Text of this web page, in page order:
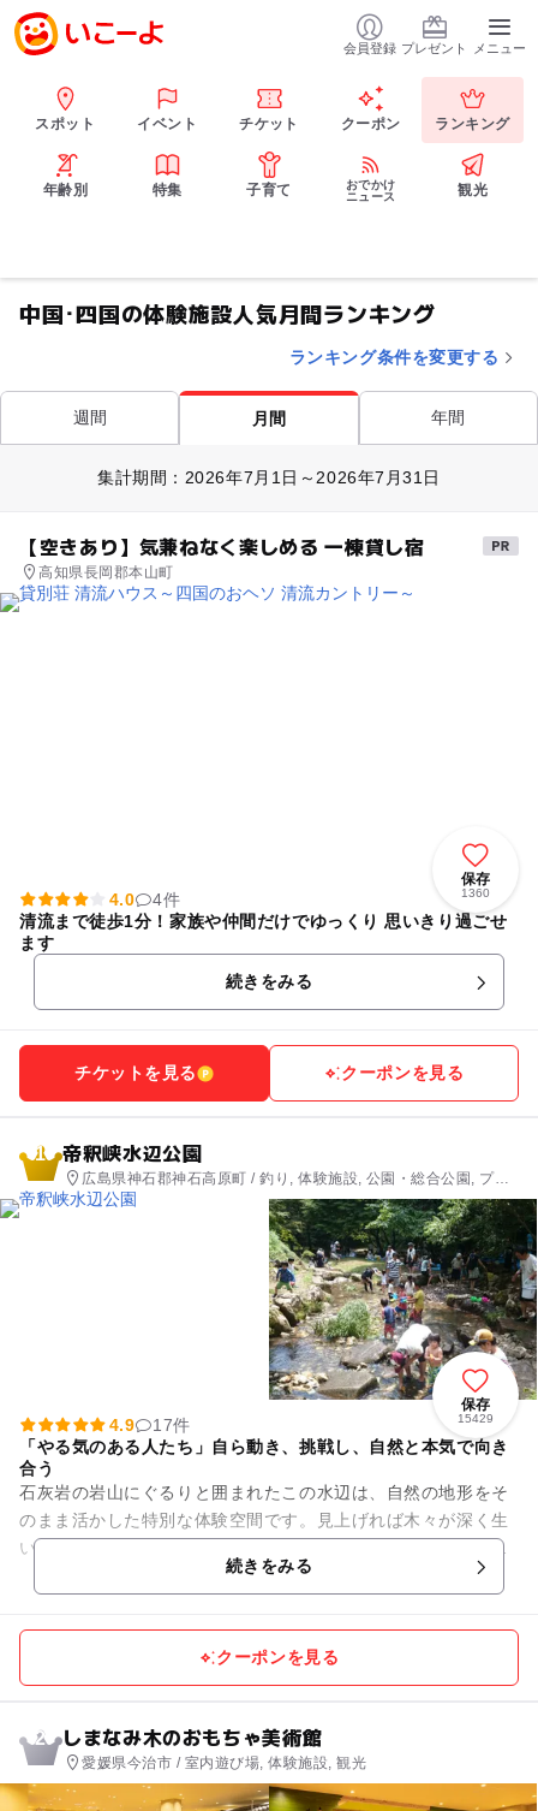
会員登録 プレゼント メニュー
スポット イベント チケット クーポン ランキング
年齢別 特集 子育て
おでかけ
ニュース
観光
中国･四国の体験施設人気月間ランキング
ランキング条件を変更する
週間 月間 年間
集計期間：2026年7月1日～2026年7月31日
【空きあり】気兼ねなく楽しめる 一棟貸し宿
高知県長岡郡本山町
保存
1360
4.0
4件
清流まで徒歩1分！家族や仲間だけでゆっくり 思いきり過ごせ
ます
続きをみる
チケットを見る クーポンを見る
1 帝釈峡水辺公園
広島県神石郡神石高原町 / 釣り, 体験施設, 公園・総合公園, プー
ル, 自然体験・アクティビティ
保存
15429
4.9
17件
「やる気のある人たち」自ら動き、挑戦し、自然と本気で向き
合う
石灰岩の岩山にぐるりと囲まれたこの水辺は、自然の地形をそ
のまま活かした特別な体験空間です。見上げれば木々が深く生
い茂り、やわらかな木漏れ日が差し込みます。谷あいを吹き抜
ける風はひんやりと心地よく...続きをみる
クーポンを見る
2 しまなみ木のおもちゃ美術館
愛媛県今治市 / 室内遊び場, 体験施設, 観光